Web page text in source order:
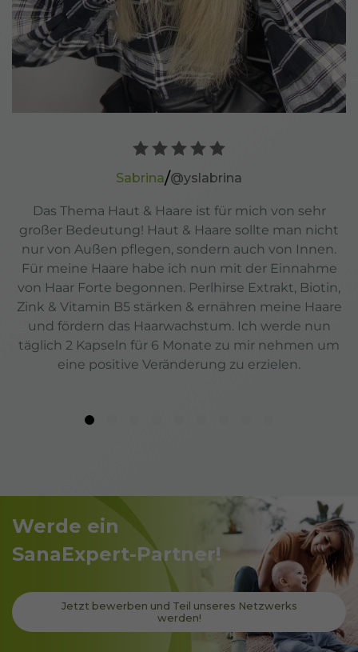
Manu/@muemschne
Nahrungsergänzungsmittel in der
Schwangerschaft! Super wichtiges Thema! Ich habe
vor und während beiden Schwangerschaften und
in den ersten 12 Wochen regelmäßig Folsäure
zusätzlich eingenommen! Es ist so wichtig für die
Mama und das Wachstum, die Blutbildung und das
Nervengewebe, damit das Baby sich gesund
entwickelt. Nach den ersten 12 Wochen ändert sich
der Bedarf und seitdem nehme ich die Kapseln von
SanaExpert-Partner!